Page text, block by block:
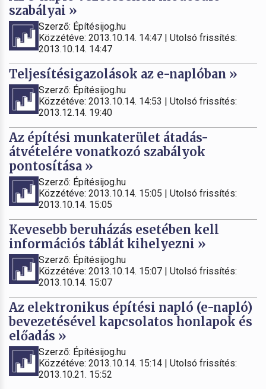
szabályai »
Szerző: Építésijog.hu
Közzétéve: 2013.10.14. 14:47 | Utolsó frissítés:
2013.10.14. 14:47
Teljesítésigazolások az e-naplóban »
Szerző: Építésijog.hu
Közzétéve: 2013.10.14. 14:53 | Utolsó frissítés:
2013.12.14. 19:40
Az építési munkaterület átadás-
átvételére vonatkozó szabályok
pontosítása »
Szerző: Építésijog.hu
Közzétéve: 2013.10.14. 15:05 | Utolsó frissítés:
2013.10.14. 15:05
Kevesebb beruházás esetében kell
információs táblát kihelyezni »
Szerző: Építésijog.hu
Közzétéve: 2013.10.14. 15:07 | Utolsó frissítés:
2013.10.14. 15:07
Az elektronikus építési napló (e-napló)
bevezetésével kapcsolatos honlapok és
előadás »
Szerző: Építésijog.hu
Közzétéve: 2013.10.14. 15:14 | Utolsó frissítés:
2013.10.21. 15:52